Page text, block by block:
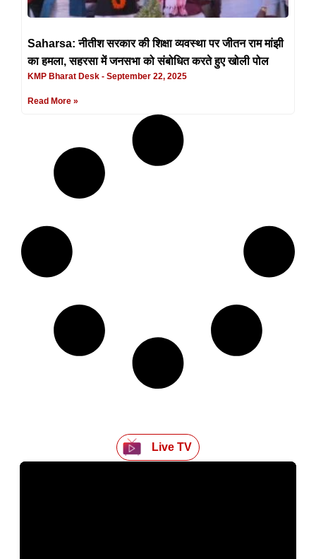
Saharsa: नीतीश सरकार की शिक्षा व्यवस्था पर जीतन राम मांझी
का हमला, सहरसा में जनसभा को संबोधित करते हुए खोली पोल
KMP Bharat Desk September 22, 2025
Read More »
Live TV